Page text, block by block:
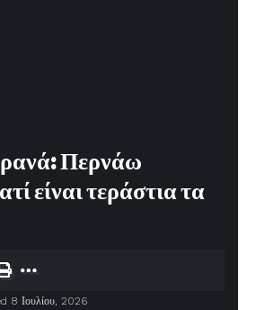
Περνάω
είναι τεράστια τα
8 Ιουλίου, 2026